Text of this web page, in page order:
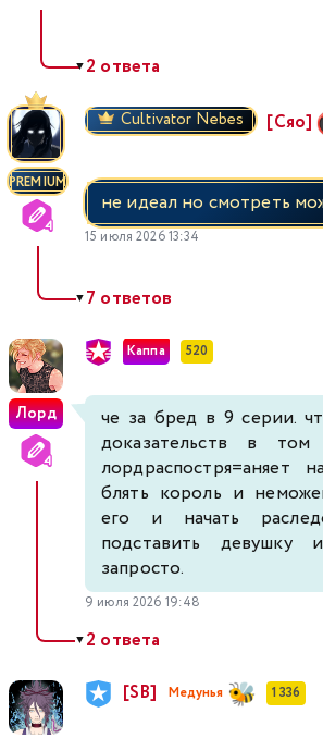
▼2 ответа
PREMIUM
Cultivator Nebes [Сяо]
не идеал но смотреть
15 июля 2026 13:34
▼7 ответов
Лорд
Каппа 520
че за бред в 9 серии.
доказательств в
лордраспостря=аняет
блять король и
его и начать
подставить девушку
запросто.
9 июля 2026 19:48
▼2 ответа
[SB] Медунья 1 336